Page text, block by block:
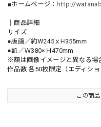
■ホームページ： http://
｜商品詳細
サイズ
●版画／約W245ｘH355mm
●額／Ｗ380×Ｈ470mm
※額は画像イメージと異なる場
作品数 各50枚限定（エディシ
この商